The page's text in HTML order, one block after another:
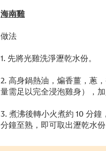
海南雞
做法
1. 先將光雞洗淨瀝乾水份。
2. 高身鍋熱油，煸香薑，蔥
量需足以完全浸泡雞身），
3. 煮沸後轉小火煮約 10 分
分鐘至熟，即可取出瀝乾水